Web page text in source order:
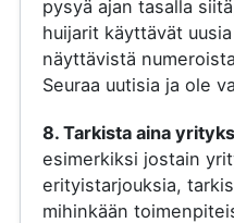
pysyä ajan tasalla
huijarit käyttävät
näyttävistä
Seuraa uutisia ja ole
8. Tarkista aina
esimerkiksi jostain
erityistarjouksia,
mihinkään